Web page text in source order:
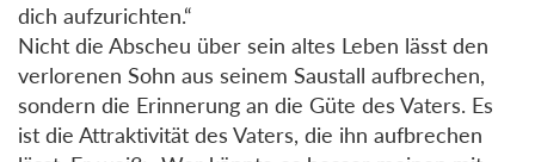
dich aufzurichten.“
Nicht die Abscheu über sein altes Leben lässt den
verlorenen Sohn aus seinem Saustall aufbrechen,
sondern die Erinnerung an die Güte des Vaters. Es
ist die Attraktivität des Vaters, die ihn aufbrechen